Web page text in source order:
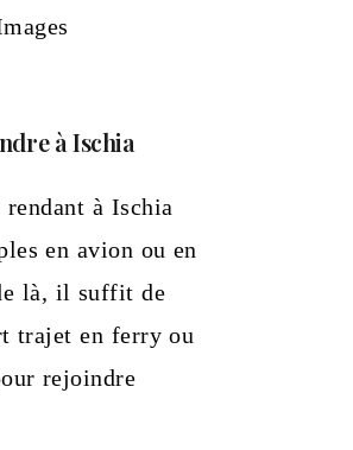
à Ischia
à Ischia
en avion ou en
là, il suffit de
trajet en ferry ou
rejoindre